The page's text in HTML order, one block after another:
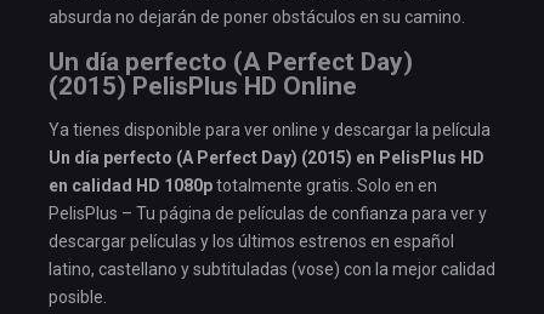
absurda no dejarán de poner obstáculos en su camino.
Un día perfecto (A Perfect Day)
(2015) PelisPlus HD Online
Ya tienes disponible para ver online y descargar la película
Un día perfecto (A Perfect Day) (2015) en PelisPlus HD
en calidad HD 1080ptotalmente gratis. Solo en en
PelisPlus – Tu página de películas de confianza para ver y
descargar películas y los últimos estrenos en español
latino, castellano y subtituladas (vose) con la mejor calidad
posible.